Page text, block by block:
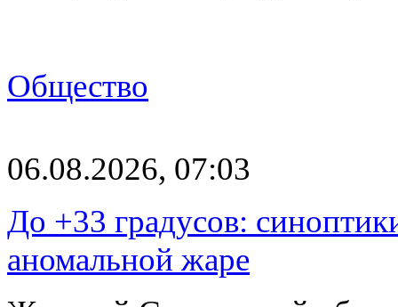
Общество
06.08.2026, 07:03
До +33 градусов:
аномальной жаре